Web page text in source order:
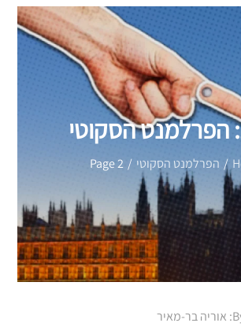
הפרלמנט הסקוטי
הפרלמנט הסקוטי Page 2
אוריה בר-מאיר